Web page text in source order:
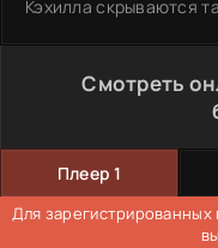
Кэхилла скрываются
Смотреть
Плеер 1
Для зарегистрированных